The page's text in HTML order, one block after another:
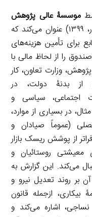
موسسۀ عالی پژوهش
انجام شده‌است (اکبرپور، ۱۳۹۹) عنوان می‌کند که
برای تأمین هزینه‌های
را از لحاظ مالی با
وزارت‌ تعاون، کار
از بدنۀ دولت، در
اجتماعی، سیاسی و
در بسیاری از موارد،
(عموماً صیادان و
از پوشش ریسک بازار
معیشتی روستائیان و
می‌کند. این گزارش به
بر روند تعدیل نیرو و
بیکاری، ازجمله قانون
اشاره می‌کند و